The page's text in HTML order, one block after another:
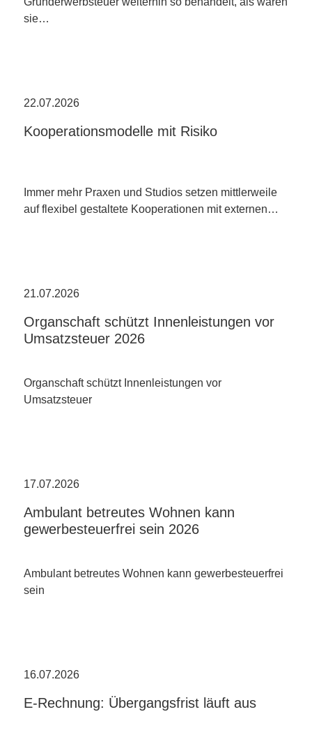
sie…
22.07.2026
Kooperationsmodelle mit Risiko
Immer mehr Praxen und Studios setzen mittlerweile
auf flexibel gestaltete Kooperationen mit externen…
21.07.2026
Organschaft schützt Innenleistungen vor
Umsatzsteuer 2026
Organschaft schützt Innenleistungen vor
Umsatzsteuer
17.07.2026
Ambulant betreutes Wohnen kann
gewerbesteuerfrei sein 2026
Ambulant betreutes Wohnen kann gewerbesteuerfrei
sein
16.07.2026
E-Rechnung: Übergangsfrist läuft aus